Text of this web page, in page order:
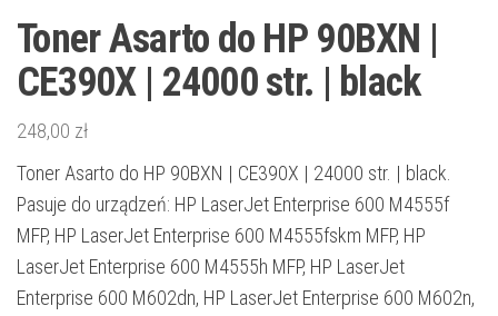
Toner Asarto do HP 90BXN |
CE390X | 24000 str. | black
248,00 zł
Toner Asarto do HP 90BXN | CE390X | 24000 str. | black.
Pasuje do urządzeń: HP LaserJet Enterprise 600 M4555f
MFP, HP LaserJet Enterprise 600 M4555fskm MFP, HP
LaserJet Enterprise 600 M4555h MFP, HP LaserJet
Enterprise 600 M602dn, HP LaserJet Enterprise 600 M602n,